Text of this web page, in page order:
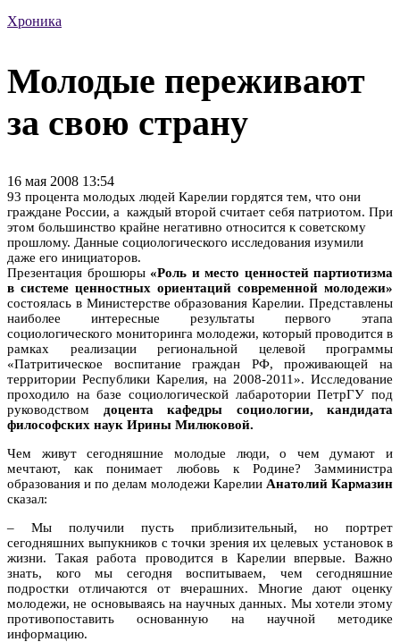
Хроника
Молодые переживают
за свою страну
16 мая 2008 13:54
93 процента молодых людей Карелии гордятся тем, что они
граждане России, а каждый второй считает себя патриотом. При
этом большинство крайне негативно относится к советскому
прошлому. Данные социологического исследования изумили
даже его инициаторов.
Презентация брошюры «Роль и место ценностей партиотизма
в системе ценностных ориентаций современной молодежи»
состоялась в Министерстве образования Карелии. Представлены
наиболее интересные результаты первого этапа
социологического мониторинга молодежи, который проводится в
рамках реализации региональной целевой программы
«Патритическое воспитание граждан РФ, проживающей на
территории Республики Карелия, на 2008-2011». Исследование
проходило на базе социологической лабаротории ПетрГУ под
руководством доцента кафедры социологии, кандидата
философских наук Ирины Милюковой.
Чем живут сегодняшние молодые люди, о чем думают и
мечтают, как понимает любовь к Родине? Замминистра
образования и по делам молодежи Карелии Анатолий Кармазин
сказал:
– Мы получили пусть приблизительный, но портрет
сегодняшних выпукников с точки зрения их целевых установок в
жизни. Такая работа проводится в Карелии впервые. Важно
знать, кого мы сегодня воспитываем, чем сегодняшние
подростки отличаются от вчерашних. Многие дают оценку
молодежи, не основываясь на научных данных. Мы хотели этому
противопоставить основанную на научной методике
информацию.